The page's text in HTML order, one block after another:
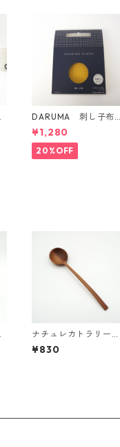
DARUMA 刺し子布
方眼ガイドタイプ Co
l.4 カラシ
¥1,280
20%OFF
ナチュレカトラリー
スープスプーン
¥830